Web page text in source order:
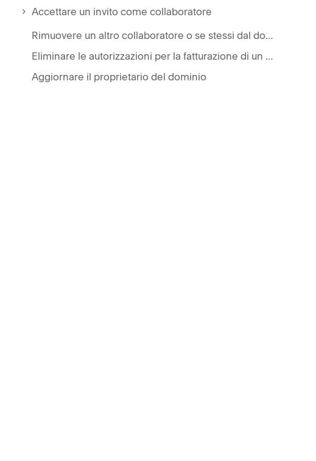
Accettare un invito come collaboratore
Rimuovere un altro collaboratore o se stessi dal dominio
Eliminare le autorizzazioni per la fatturazione di un collaboratore
Aggiornare il proprietario del dominio